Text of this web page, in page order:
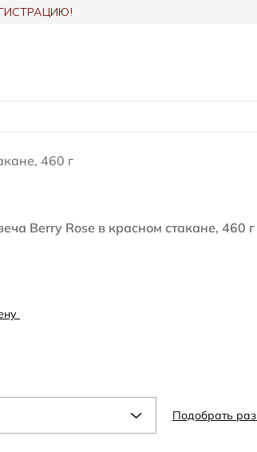
460 г
Berry Rose в красном стакане, 460 г
Подобрать